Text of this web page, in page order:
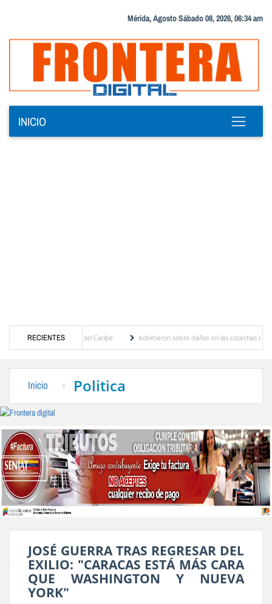
Mérida, Agosto Sábado 08, 2026, 06:34 am
INICIO
RECIENTESy del Caribe
Advirtieron sobre daños en las cosechas de los
Inicio Politica
JOSÉ GUERRA TRAS REGRESAR DEL
EXILIO: "CARACAS ESTÁ MÁS CARA
QUE WASHINGTON Y NUEVA
YORK"